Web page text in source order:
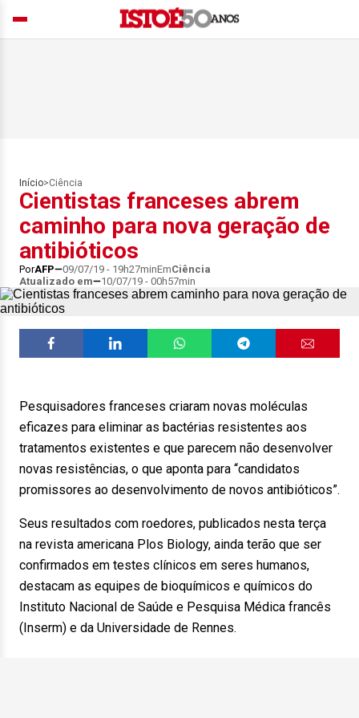
Início>Ciência
Cientistas franceses abrem
caminho para nova geração de
antibióticos
PorAFP 09/07/19 - 19h27minEmCiência
Atualizado em
10/07/19 - 00h57min
Pesquisadores franceses criaram novas moléculas
eficazes para eliminar as bactérias resistentes aos
tratamentos existentes e que parecem não desenvolver
novas resistências, o que aponta para “candidatos
promissores ao desenvolvimento de novos antibióticos”.
Seus resultados com roedores, publicados nesta terça
na revista americana Plos Biology, ainda terão que ser
confirmados em testes clínicos em seres humanos,
destacam as equipes de bioquímicos e químicos do
Instituto Nacional de Saúde e Pesquisa Médica francês
(Inserm) e da Universidade de Rennes.